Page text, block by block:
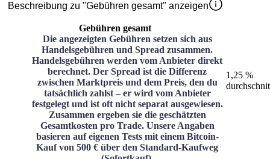
Beschreibung zu "Gebühren gesamt" anzeigen
Gebühren gesamt
Die angezeigten Gebühren setzen sich aus
Handelsgebühren und Spread zusammen.
Handelsgebühren werden vom Anbieter direkt
berechnet. Der Spread ist die Differenz
zwischen Marktpreis und dem Preis, den du
tatsächlich zahlst – er wird vom Anbieter
festgelegt und ist oft nicht separat ausgewiesen.
Zusammen ergeben sie die geschätzten
Gesamtkosten pro Trade. Unsere Angaben
basieren auf eigenen Tests mit einem Bitcoin-
Kauf von 500 € über den Standard-Kaufweg
1,25 %